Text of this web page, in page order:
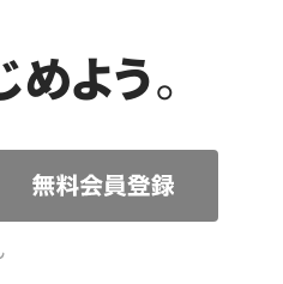
動名詞
Can I(you) ～?を使っ